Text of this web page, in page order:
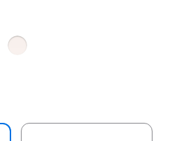
Rosé